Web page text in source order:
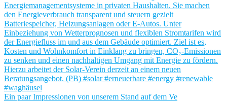
Ein paar Impressionen von unserem Stand auf dem Ve